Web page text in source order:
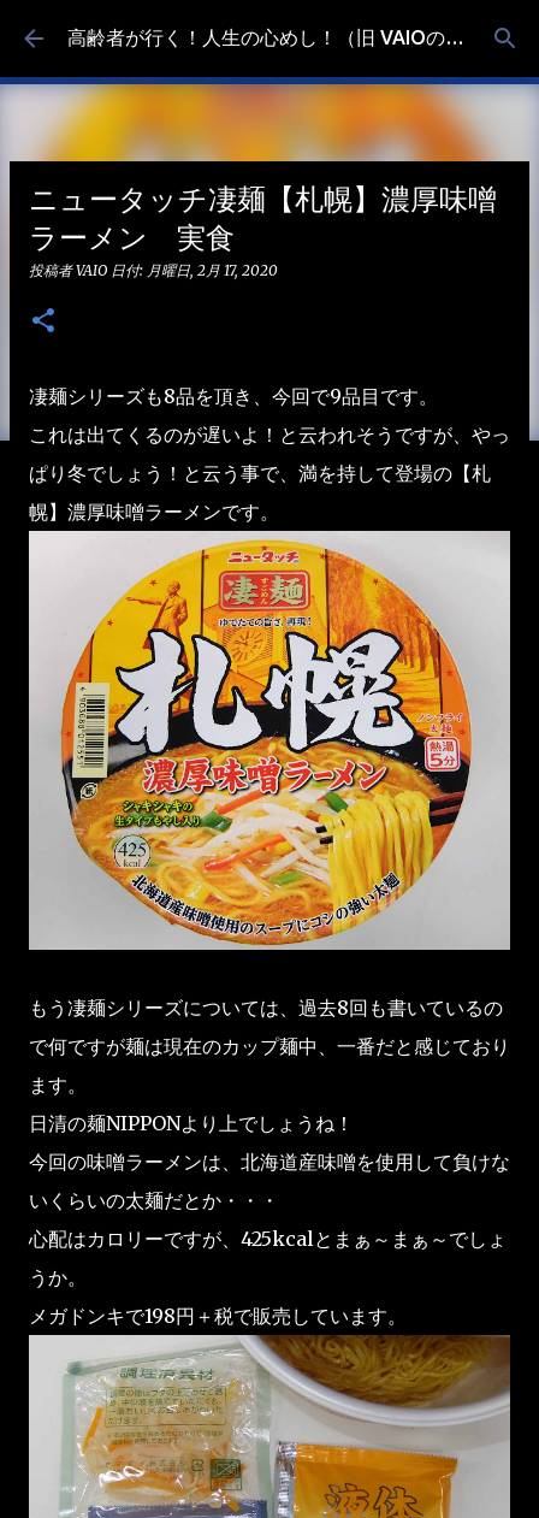
スキップしてメイン コンテンツに移動 高齢者が行く！人生の心めし！（旧 VAIOの食べ歩き）
ニュータッチ凄麺【札幌】濃厚味噌
ラーメン 実食
投稿者VAIO 日付: 月曜日, 2月 17, 2020
凄麺シリーズも8品を頂き、今回で9品目です。
これは出てくるのが遅いよ！と云われそうですが、やっ
ぱり冬でしょう！と云う事で、満を持して登場の【札
幌】濃厚味噌ラーメンです。
もう凄麺シリーズについては、過去8回も書いているの
で何ですが麺は現在のカップ麺中、一番だと感じており
ます。
日清の麺NIPPONより上でしょうね！
今回の味噌ラーメンは、北海道産味噌を使用して負けな
いくらいの太麺だとか・・・
心配はカロリーですが、425kcalとまぁ～まぁ～でしょ
うか。
メガドンキで198円＋税で販売しています。